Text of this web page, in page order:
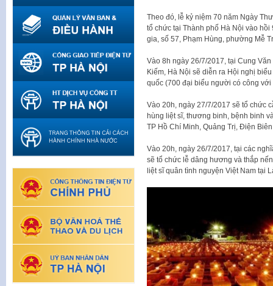
Theo đó, lễ kỷ niệm 70 năm Ngày
tổ chức tại Thành phố Hà Nội vào
gia, số 57, Phạm Hùng, phường Mễ
Vào 8h ngày 26/7/2017, tại Cung
Kiếm, Hà Nội sẽ diễn ra Hội nghị
quốc (700 đại biểu người có công với
Vào 20h, ngày 27/7/2017 sẽ tổ chức
hùng liệt sĩ, thương binh, bệnh binh
TP Hồ Chí Minh, Quảng Trị, Điện
Vào 20h, ngày 26/7/2017, tại các
sẽ tổ chức lễ dâng hương và thắp
liệt sĩ quân tình nguyện Việt Nam tại